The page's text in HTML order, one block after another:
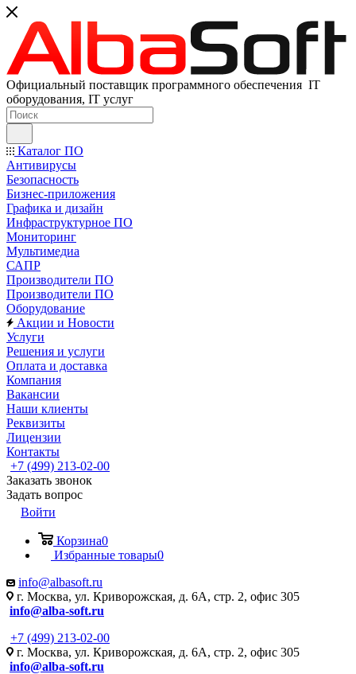
Официальный поставщик программного обеспечения IT
оборудования, IT услуг
Каталог ПО
Антивирусы
Безопасность
Бизнес-приложения
Графика и дизайн
Инфраструктурное ПО
Мониторинг
Мультимедиа
САПР
Производители ПО
Производители ПО
Оборудование
Акции и Новости
Услуги
Решения и услуги
Оплата и доставка
Компания
Вакансии
Наши клиенты
Реквизиты
Лицензии
Контакты
+7 (499) 213-02-00
Заказать звонок
Задать вопрос
Войти
Корзина0
Избранные товары0
info@albasoft.ru
г. Москва, ул. Криворожская, д. 6А, стр. 2, офис 305
info@alba-soft.ru
+7 (499) 213-02-00
г. Москва, ул. Криворожская, д. 6А, стр. 2, офис 305
info@alba-soft.ru